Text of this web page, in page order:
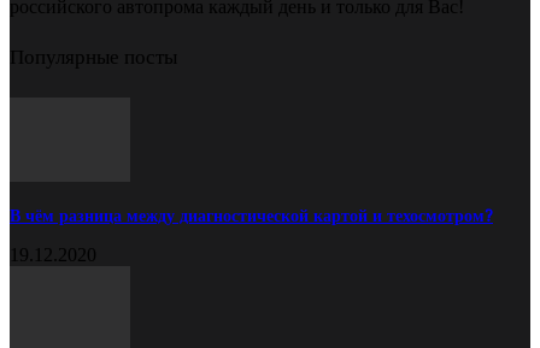
российского автопрома каждый день и только для Вас!
Популярные посты
В чём разница между диагностической картой и техосмотром?
19.12.2020